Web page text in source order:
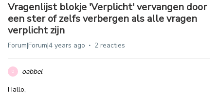
Vragenlijst blokje 'Verplicht' vervangen door
een ster of zelfs verbergen als alle vragen
verplicht zijn
Forum|Forum|4 years ago 2 reacties
O
oabbel
Hallo,